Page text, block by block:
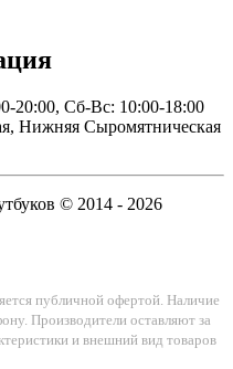
20:00, Сб-Вс: 10:00-18:00
Нижняя Сыромятническая
© 2014 - 2026
публичной офертой. Наличие
Производители оставляют за
и внешний вид товаров